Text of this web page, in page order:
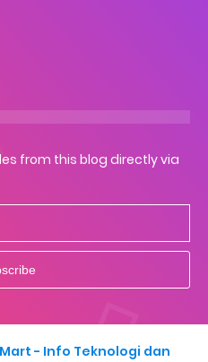
from this blog directly via
- Info Teknologi dan